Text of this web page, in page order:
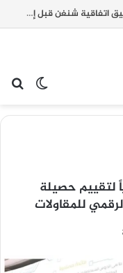
إسبانيا تمهل إيطاليا حتى الأحد لرفع تعليق اتفاقية شنغن قبل إتخاذ إجراءات مضادة.
لتقييم حصيلة